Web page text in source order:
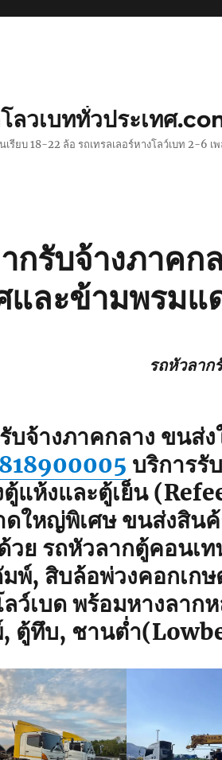
ลวเบททั่วประเทศ
เรียบ 18-22 ล้อ รถเทรลเลอร์หางโลว์เบท 2-
กรับจ้างภาคก
และข้ามพรมแ
รถหัวลาก
บจ้างภาคกลาง ขนส่
บริการรั
แห้งและตู้เย็น
ใหญ่พิเศษ ขนส่งสินค้
ย รถหัวลากตู้คอนเ
พ์, สิบล้อพ่วงคอกเกษ
ลว์เบด พร้อมหางลาก
ตู้ทึบ, ชานต่ำ